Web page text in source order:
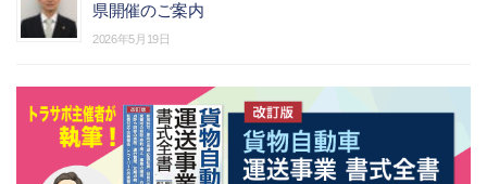
県開催のご案内
2026年5月19日